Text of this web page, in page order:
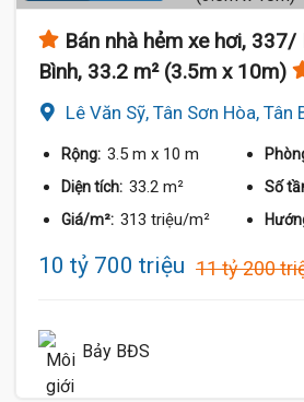
Bán nhà hẻm xe hơi, 337/
Bình, 33.2 m² (3.5m x 10m)
Lê Văn Sỹ, Tân Sơn Hòa, Tân
Rộng: 3.5 m x 10 m
Diện tích: 33.2 m² Số
Giá/m²: 313 triệu/m²
10 tỷ 700 triệu 11 tỷ 200
Bảy BĐS